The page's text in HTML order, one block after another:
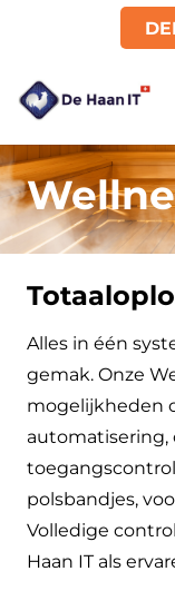
Alles in één
gemak. Onze
mogelijkheden
automatisering,
polsbandjes,
Volledige
Haan IT als